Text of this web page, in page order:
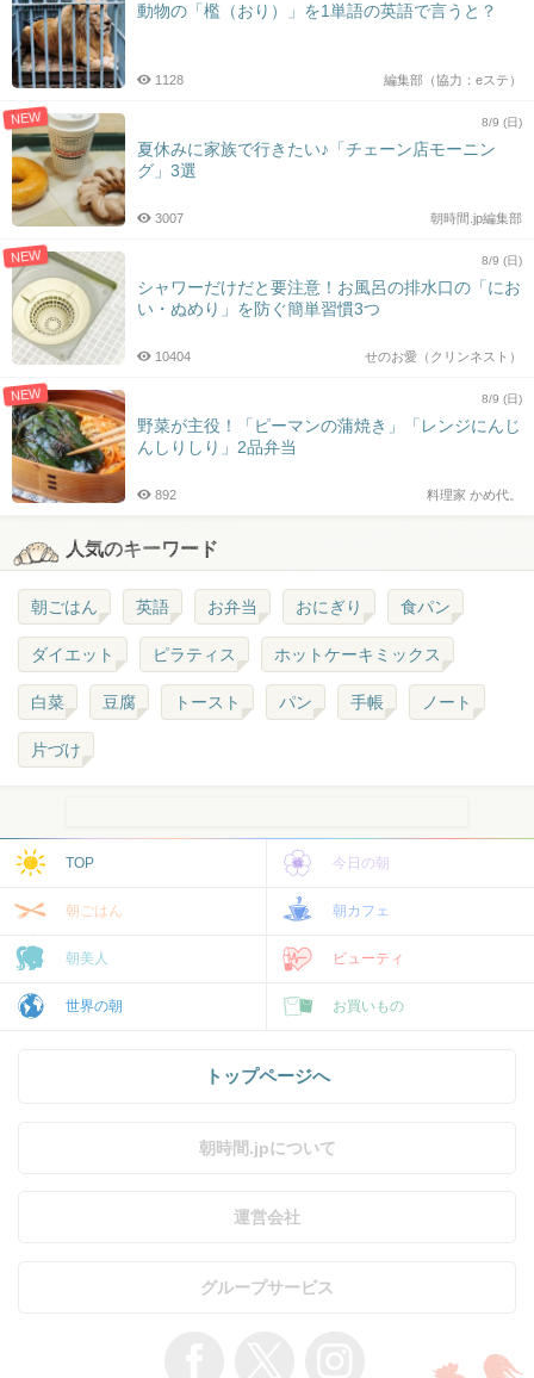
動物の「檻（おり）」を1単語の英語で言うと？
編集部（協力：eステ）
1128
NEW 8/9 (日)
夏休みに家族で行きたい♪「チェーン店モーニン
グ」3選
朝時間.jp編集部
3007
NEW 8/9 (日)
シャワーだけだと要注意！お風呂の排水口の「にお
い・ぬめり」を防ぐ簡単習慣3つ
せのお愛（クリンネスト）
10404
NEW 8/9 (日)
野菜が主役！「ピーマンの蒲焼き」「レンジにんじ
んしりしり」2品弁当
料理家 かめ代。
892
人気のキーワード
朝ごはん 英語 お弁当 おにぎり 食パン
ダイエット ピラティス ホットケーキミックス
白菜 豆腐 トースト パン 手帳 ノート
片づけ
TOP 今日の朝
朝ごはん 朝カフェ
朝美人 ビューティ
世界の朝 お買いもの
トップページへ
朝時間.jpについて
運営会社
グループサービス